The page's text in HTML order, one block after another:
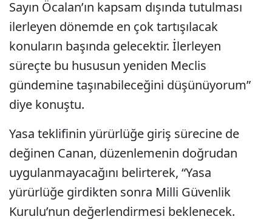
Sayın Öcalan’ın kapsam dışında tutulması
ilerleyen dönemde en çok tartışılacak
konuların başında gelecektir. İlerleyen
süreçte bu hususun yeniden Meclis
gündemine taşınabileceğini düşünüyorum”
diye konuştu.
Yasa teklifinin yürürlüğe giriş sürecine de
değinen Canan, düzenlemenin doğrudan
uygulanmayacağını belirterek, “Yasa
yürürlüğe girdikten sonra Milli Güvenlik
Kurulu’nun değerlendirmesi beklenecek.